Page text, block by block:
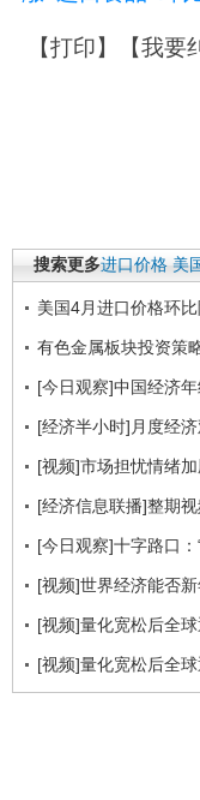
【打印】【我要
搜索更多进口价格 美
美国4月进口价格环
有色金属板块投资策
[今日观察]中国经济
[经济半小时]月度经
[视频]市场担忧情绪
[经济信息联播]整期视
[今日观察]十字路口
[视频]世界经济能否
[视频]量化宽松后全
[视频]量化宽松后全